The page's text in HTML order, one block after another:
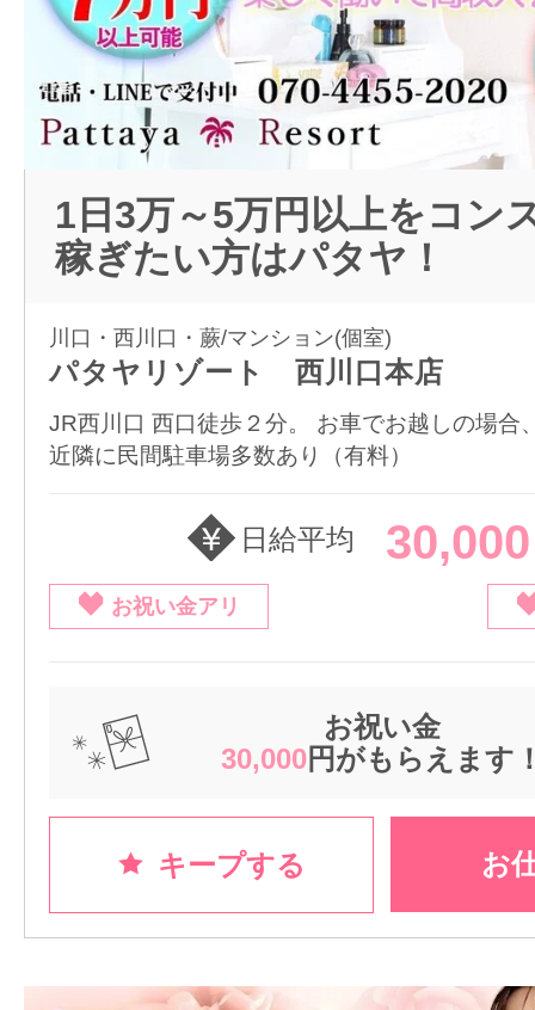
1日3万～5万円以上をコン
稼ぎたい方はパタヤ！
川口・西川口・蕨/マンション(個室)
パタヤリゾート 西川口本店
JR西川口 西口徒歩２分。 お車でお越しの場合
近隣に民間駐車場多数あり（有料）
日給平均
お祝い金アリ
お祝い金
30,000円がもらえます
キープする お